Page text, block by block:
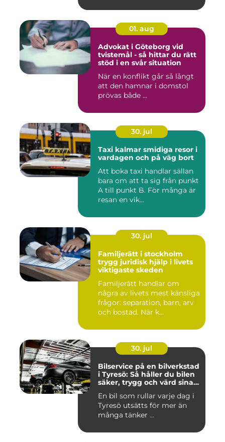
01. aug
Advokat i Göteborg vid
tvistemål - så hittar du rätt
stöd i en svår situation
När en konflikt går så långt
att den hamnar i domstol
prövas både ...
30. jul
Taxi kalmar smidiga resor i
vardagen och på väg bort
Att boka taxi handlar sällan
bara om att ta sig från punkt
A till punkt B. För många är
resan en vik...
30. jul
Familjerätt i stockholm
trygg juridisk hjälp i livets
viktigaste skeden
Familjerätt handlar om
några av livets mest känsliga
frågor: separation, barn, arv
och bostad. När k...
30. jul
Bilservice på en bilverkstad
i Tyresö: Så håller du bilen
säker, trygg och värd sina
En bil som rullar varje dag i
Tyresö utsätts för mer än
många tänker ...